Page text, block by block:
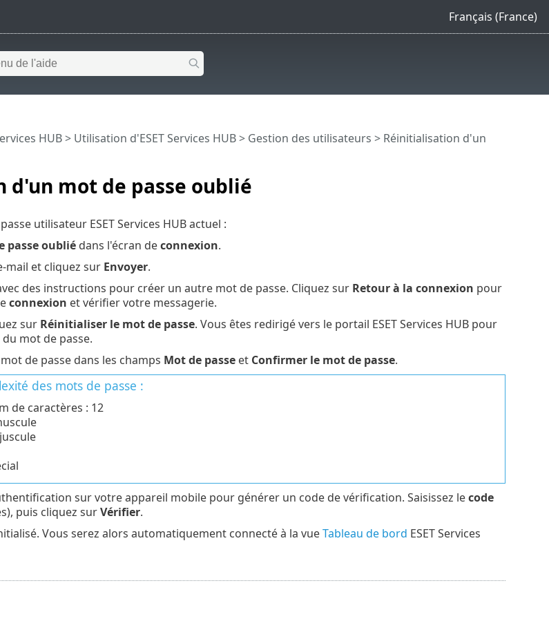
Français (France)
mot de passe oublié
HUB> Utilisation d'ESET Services HUB> Gestion des utilisateurs > Réinitialisation d'un
utilisateur ESET Services HUB actuel :
passe oubliédans l'écran deconnexion.
mail et cliquez sur Envoyer.
des instructions pour créer un autre mot de passe. Cliquez sur Retour à la connexion pour
connexion et vérifier votre messagerie.
sur Réinitialiser le mot de passe. Vous êtes redirigé vers le portail ESET Services HUB pour
mot de passe.
de passe dans les champs Mot de passeet Confirmer le mot de passe.
des mots de passe :
de caractères : 12
sur votre appareil mobile pour générer un code de vérification. Saisissez lecode
puis cliquez surVérifier.
Vous serez alors automatiquement connecté à la vueTableau de bord ESET Services